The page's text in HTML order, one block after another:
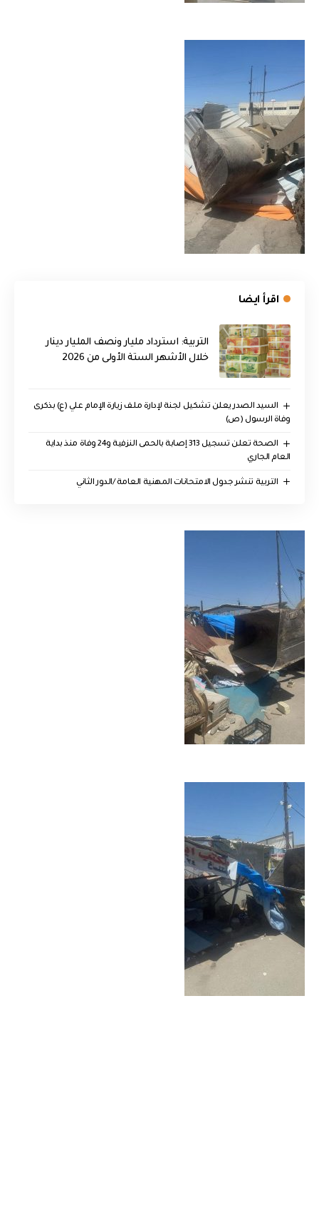
اقرأ ايضا
التربية: استرداد مليار ونصف المليار دينار
خلال الأشهر الستة الأولى من 2026
السيد الصدر يعلن تشكيل لجنة لإدارة ملف زيارة الإمام علي (ع) بذكرى
وفاة الرسول (ص)
الصحة تعلن تسجيل 313 إصابة بالحمى النزفية و24 وفاة منذ بداية
العام الجاري
التربية تنشر جدول الامتحانات المهنية العامة /الدور الثاني